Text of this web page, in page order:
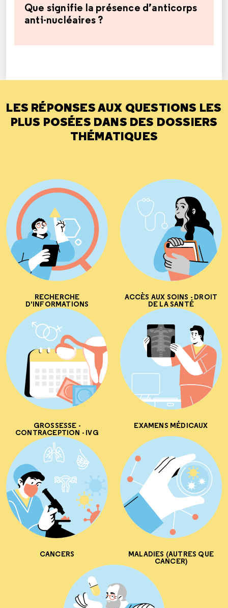
Que signifie la présence d’anticorps
anti-nucléaires ?
LES RÉPONSES AUX QUESTIONS LES
PLUS POSÉES DANS DES DOSSIERS
THÉMATIQUES
RECHERCHE
D'INFORMATIONS
ACCÈS AUX SOINS - DROIT
DE LA SANTÉ
GROSSESSE -
CONTRACEPTION - IVG
EXAMENS MÉDICAUX
CANCERS MALADIES (AUTRES QUE
CANCER)